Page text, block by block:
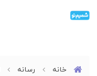
خانه رسانه